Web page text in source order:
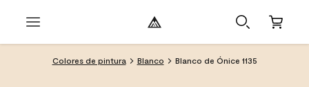
Colores de pintura Blanco Blanco de Ónice 1135